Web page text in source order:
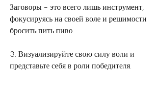
Заговоры – это всего лишь инструмент,
фокусируясь на своей воле и решимости
бросить пить пиво.
3. Визуализируйте свою силу воли и
представьте себя в роли победителя.